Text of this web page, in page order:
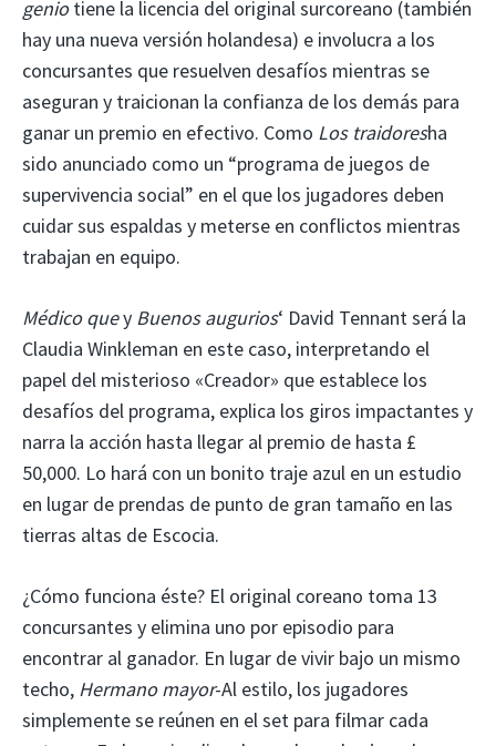
geniotiene la licencia del original surcoreano (también
hay una nueva versión holandesa) e involucra a los
concursantes que resuelven desafíos mientras se
aseguran y traicionan la confianza de los demás para
ganar un premio en efectivo. Como Los traidoresha
sido anunciado como un “programa de juegos de
supervivencia social” en el que los jugadores deben
cuidar sus espaldas y meterse en conflictos mientras
trabajan en equipo.
Médico quey Buenos augurios‘ David Tennant será la
Claudia Winkleman en este caso, interpretando el
papel del misterioso «Creador» que establece los
desafíos del programa, explica los giros impactantes y
narra la acción hasta llegar al premio de hasta £
50,000. Lo hará con un bonito traje azul en un estudio
en lugar de prendas de punto de gran tamaño en las
tierras altas de Escocia.
¿Cómo funciona éste? El original coreano toma 13
concursantes y elimina uno por episodio para
encontrar al ganador. En lugar de vivir bajo un mismo
techo, Hermano mayor-Al estilo, los jugadores
simplemente se reúnen en el set para filmar cada